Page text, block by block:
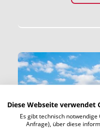
Diese Webseite verwendet
Es gibt technisch
Anfrage), über diese